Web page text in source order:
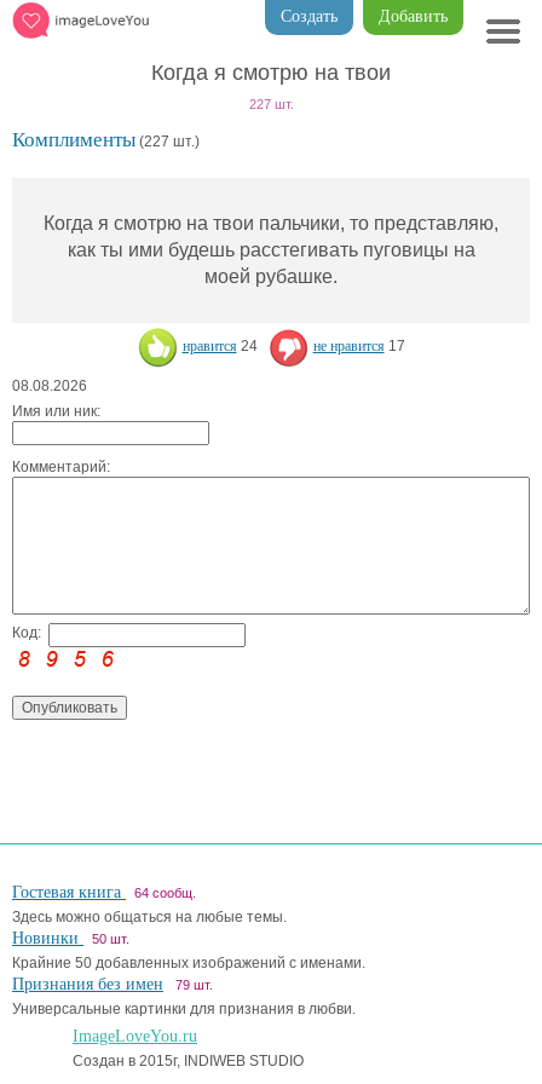
Добавить
Создать
Когда я смотрю на твои
227 шт.
Комплименты (227 шт.)
Когда я смотрю на твои пальчики, то представляю,
как ты ими будешь расстегивать пуговицы на
моей рубашке.
нравится 24 не нравится 17
08.08.2026
Имя или ник:
Комментарий:
Код:
Гостевая книга 64 сообщ.
Здесь можно общаться на любые темы.
Новинки 50 шт.
Крайние 50 добавленных изображений с именами.
Признания без имен 79 шт.
Универсальные картинки для признания в любви.
ImageLoveYou.ru
Создан в 2015г, INDIWEB STUDIO